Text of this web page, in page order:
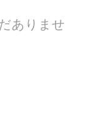
ありませ